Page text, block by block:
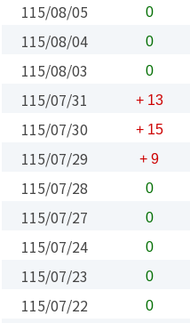
115/08/05 0
115/08/04 0
115/08/03 0
115/07/31 + 13
115/07/30 + 15
115/07/29 + 9
115/07/28 0
115/07/27 0
115/07/24 0
115/07/23 0
115/07/22 0